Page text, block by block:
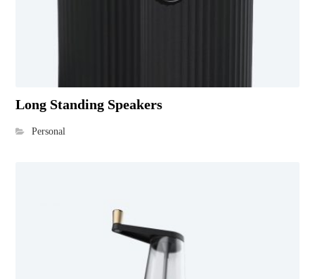
Long Standing Speakers
Personal